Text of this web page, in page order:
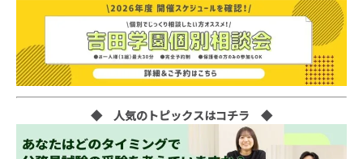
◆ 人気のトピックスはコチラ ◆